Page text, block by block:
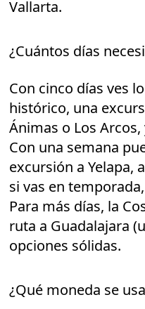
Vallarta.
¿Cuántos días
Con cinco días ves
histórico, una
Ánimas o Los
Con una semana
excursión a Yelapa,
si vas en
Para más días, la
ruta a Guadalajara
opciones sólidas.
¿Qué moneda se